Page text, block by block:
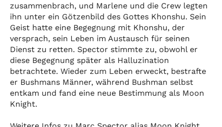
zusammenbrach, und Marlene und die Crew legten
ihn unter ein Götzenbild des Gottes Khonshu. Sein
Geist hatte eine Begegnung mit Khonshu, der
versprach, sein Leben im Austausch für seinen
Dienst zu retten. Spector stimmte zu, obwohl er
diese Begegnung später als Halluzination
betrachtete. Wieder zum Leben erweckt, bestrafte
er Bushmans Männer, während Bushman selbst
entkam und fand eine neue Bestimmung als Moon
Knight.